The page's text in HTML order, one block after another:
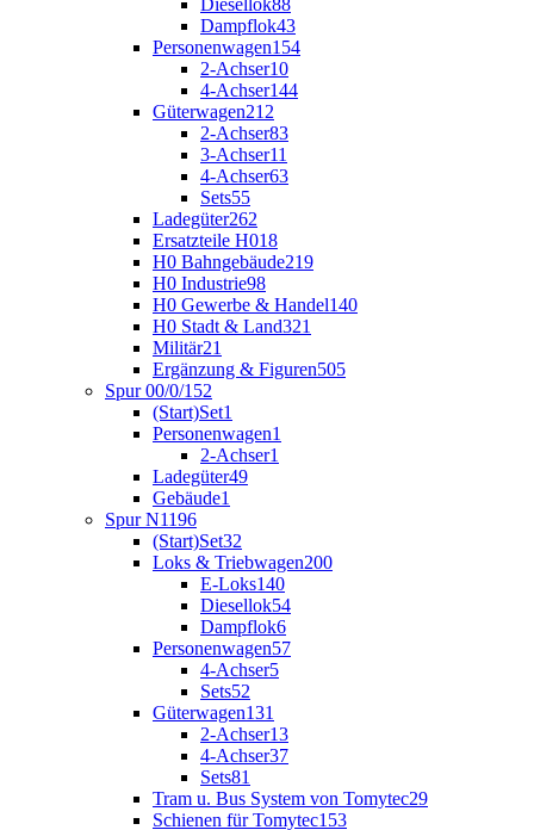
Diesellok88
Dampflok43
Personenwagen154
2-Achser10
4-Achser144
Güterwagen212
2-Achser83
3-Achser11
4-Achser63
Sets55
Ladegüter262
Ersatzteile H018
H0 Bahngebäude219
H0 Industrie98
H0 Gewerbe & Handel140
H0 Stadt & Land321
Militär21
Ergänzung & Figuren505
Spur 00/0/1 52
(Start)Set1
Personenwagen1
2-Achser1
Ladegüter49
Gebäude1
Spur N1196
(Start)Set32
Loks & Triebwagen200
E-Loks140
Diesellok54
Dampflok6
Personenwagen57
4-Achser5
Sets52
Güterwagen131
2-Achser13
4-Achser37
Sets81
Tram u. Bus System von Tomytec29
Schienen für Tomytec153